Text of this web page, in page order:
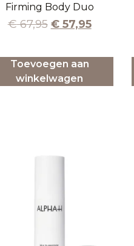
Firming Body Duo
€67,95 €57,95
Toevoegen aan
winkelwagen